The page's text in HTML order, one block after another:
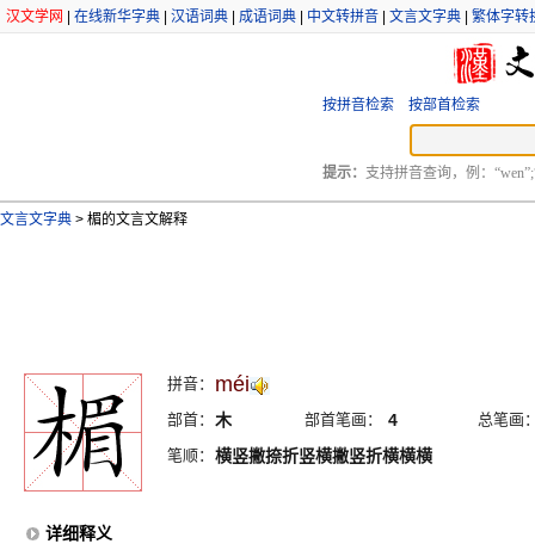
汉文学网 在线新华字典 汉语词典 成语词典 中文转拼音 文言文字典 繁体字转
按拼音检索 按部首检索
提示： 支持拼音查询，例：
文言文字典 > 楣的文言文解释
拼音： méi
部首： 木 部首笔画： 4
总笔画
笔顺： 横竖撇捺折竖横撇竖折横横横
详细释义